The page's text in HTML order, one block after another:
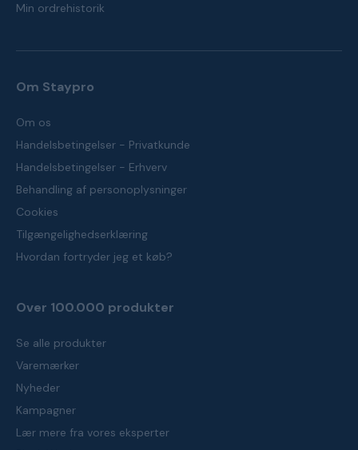
Min ordrehistorik
Om Staypro
Om os
Handelsbetingelser - Privatkunde
Handelsbetingelser - Erhverv
Behandling af personoplysninger
Cookies
Tilgængelighedserklæring
Hvordan fortryder jeg et køb?
Over 100.000 produkter
Se alle produkter
Varemærker
Nyheder
Kampagner
Lær mere fra vores eksperter